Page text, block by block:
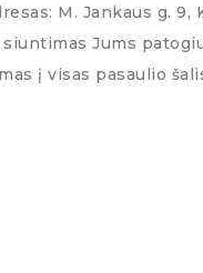
M. Jankaus g. 9,
siuntimas Jums
į visas pasaulio